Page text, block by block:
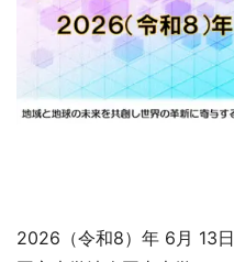
2026（令和8）年 6月 13日